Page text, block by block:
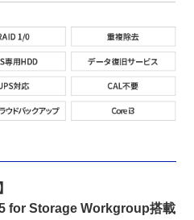
for Storage Workgroup搭載